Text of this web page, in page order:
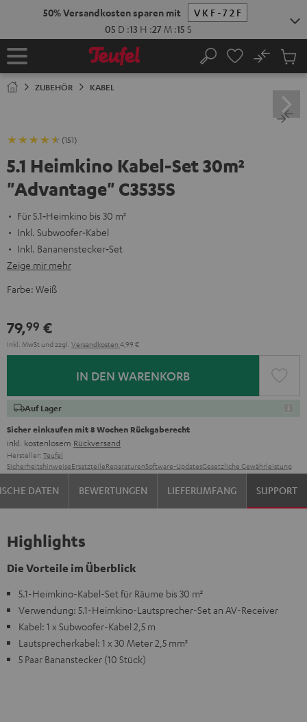
50% Versandkosten sparen mit
VKF-72F
05 D :13 H :27 M :14 S
Startseite Suche
No
ZUBEHÖR KABEL
(151)
5.1 Heimkino Kabel-Set 30m²
"Advantage" C3535S
Für 5.1‑Heimkino bis 30 m²
Inkl. Subwoofer‑Kabel
Inkl. Bananenstecker‑Set
Zeige mir mehr
Farbe: Weiß
79,99 €
Inkl. MwSt und zzgl. Versandkosten 4,99 €
IN DEN WARENKORB
Auf Lager
Sicher einkaufen mit 8 Wochen Rückgaberecht
inkl. kostenlosem Rückversand
Hersteller: Teufel
SicherheitshinweiseErsatzteileReparaturenSoftware-UpdatesGesetzliche Gewährleistung
DATEN BEWERTUNGEN LIEFERUMFANG SUPPORT
Highlights
Die Vorteile im Überblick
5.1-Heimkino-Kabel-Set für Räume bis 30 m²
Verwendung: 5.1-Heimkino-Lautsprecher-Set an AV-Receiver
Kabel: 1 x Subwoofer-Kabel 2,5 m
Lautsprecherkabel: 1 x 30 Meter 2,5 mm²
5 Paar Bananstecker (10 Stück)